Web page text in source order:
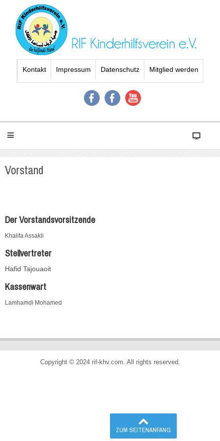
Kontakt Impressum Datenschutz Mitglied werden
Vorstand
Der Vorstandsvorsitzende
Khalifa Assakli
Stellvertreter
Hafid Tajouaoit
Kassenwart
Lamhamdi Mohamed
Copyright © 2024 rif-khv.com. All rights reserved.
ZUM SEITENANFANG